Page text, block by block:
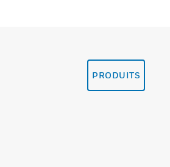
PRODUITS